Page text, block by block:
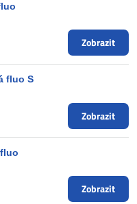
Zobrazit
fluo S
Zobrazit
Zobrazit